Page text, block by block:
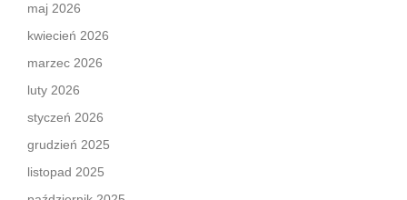
maj 2026
kwiecień 2026
marzec 2026
luty 2026
styczeń 2026
grudzień 2025
listopad 2025